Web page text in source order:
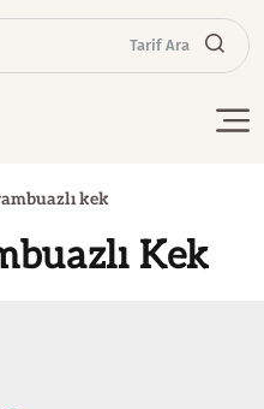
Tarif Ara
kek
Kek